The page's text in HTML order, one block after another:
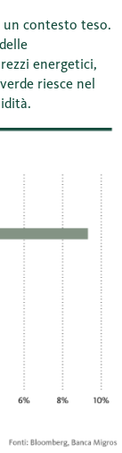
contesto teso.
energetici,
riesce nel